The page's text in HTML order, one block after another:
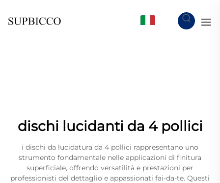
dischi lucidanti da 4 pollici
i dischi da lucidatura da 4 pollici rappresentano uno
strumento fondamentale nelle applicazioni di finitura
superficiale, offrendo versatilità e prestazioni per
professionisti del dettaglio e appassionati fai-da-te. Questi